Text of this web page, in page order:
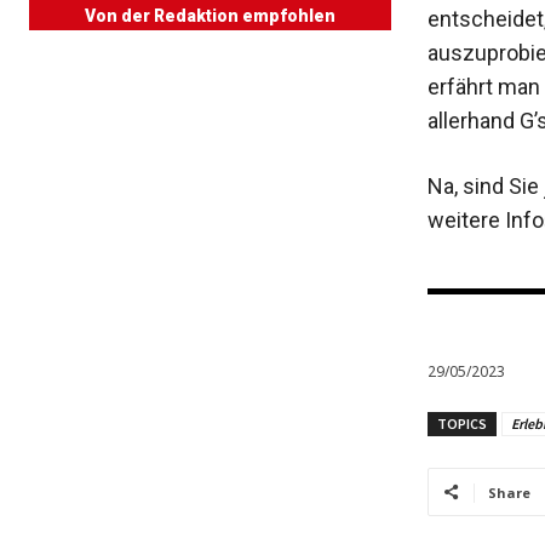
Von der Redaktion empfohlen
entschei
erfährt
allerhand
Na, sind
weitere
29/05/2023
TOPICS
Share